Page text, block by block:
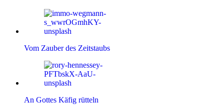
Vom Zauber des Zeitstaubs
An Gottes Käfig rütteln